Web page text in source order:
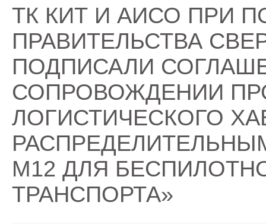
ТК КИТ И АИСО ПРИ
ПРАВИТЕЛЬСТВА
ПОДПИСАЛИ
СОПРОВОЖДЕНИИ
ЛОГИСТИЧЕСКОГО
М12 ДЛЯ
ТРАНСПОРТА»